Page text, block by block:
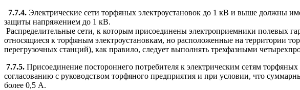
7.7.4. Электрические сети торфяных электроустановок до 1 кВ и выше должны
защиты напряжением до 1 кВ.
Распределительные сети, к которым присоединены электроприемники полевых
относящиеся к торфяным электроустановкам, но расположенные на территории
перегрузочных станций), как правило, следует выполнять трехфазными
7.7.5. Присоединение постороннего потребителя к электрическим сетям
согласованию с руководством торфяного предприятия и при условии, что
более 0,5 А.